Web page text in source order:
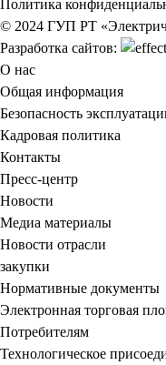
Политика
© 2024 ГУП РТ
Разработка сайтов:
О нас
Общая информация
Безопасность
Кадровая политика
Контакты
Пресс-центр
Новости
Медиа материалы
Новости отрасли
закупки
Нормативные документы
Электронная торговая
Потребителям
Технологическое